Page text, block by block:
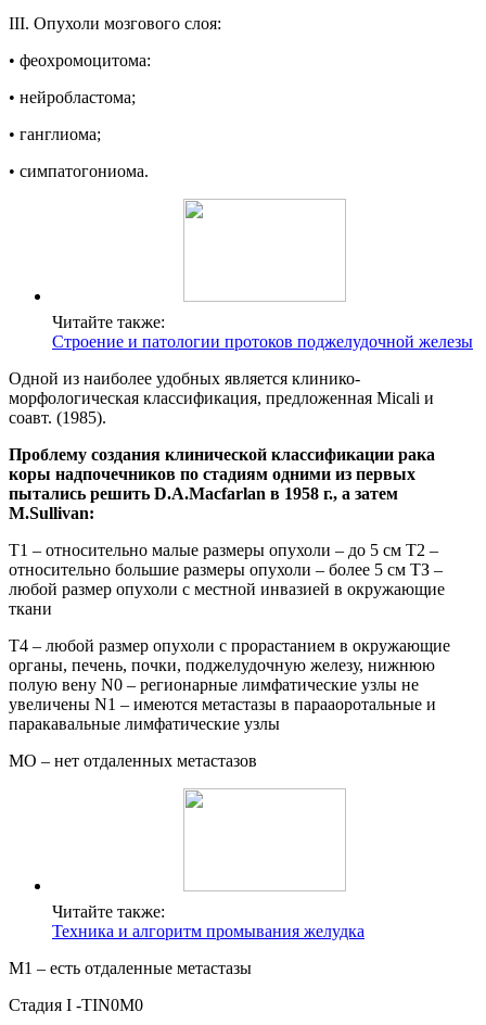
III. Опухоли мозгового слоя:
• феохромоцитома:
• нейробластома;
• ганглиома;
• симпатогониома.
Читайте также:
Строение и патологии протоков поджелудочной железы
Одной из наиболее удобных является клинико-
морфологическая классификация, предложенная Micali и
соавт. (1985).
Проблему создания клинической классификации рака
коры надпочечников по стадиям одними из первых
пытались решить D.A.Macfarlan в 1958 г., а затем
M.Sullivan:
Т1 – относительно малые размеры опухоли – до 5 см Т2 –
относительно большие размеры опухоли – более 5 см ТЗ –
любой размер опухоли с местной инвазией в окружающие
ткани
Т4 – любой размер опухоли с прорастанием в окружающие
органы, печень, почки, поджелудочную железу, нижнюю
полую вену N0 – регионарные лимфатические узлы не
увеличены N1 – имеются метастазы в парааоротальные и
паракавальные лимфатические узлы
МО – нет отдаленных метастазов
Читайте также:
Техника и алгоритм промывания желудка
М1 – есть отдаленные метастазы
Стадия I -TIN0M0